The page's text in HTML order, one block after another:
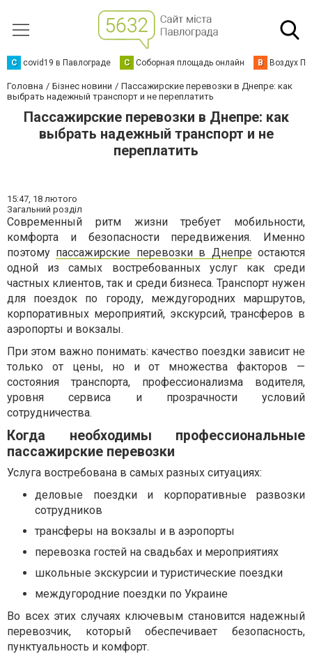
C covid19 в Павлограде С Соборная площадь онлайн В Воздух
Головна Бізнес новини
Пассажирские перевозки в Днепре: как
выбрать надежный транспорт и не переплатить
Пассажирские перевозки в Днепре: как
выбрать надежный транспорт и не
переплатить
15:47, 18 лютого
Загальний розділ
Современный ритм жизни требует мобильности,
комфорта и безопасности передвижения. Именно
поэтому пассажирские перевозки в Днепре остаются
одной из самых востребованных услуг как среди
частных клиентов, так и среди бизнеса. Транспорт нужен
для поездок по городу, междугородних маршрутов,
корпоративных мероприятий, экскурсий, трансферов в
аэропорты и вокзалы.
При этом важно понимать: качество поездки зависит не
только от цены, но и от множества факторов —
состояния транспорта, профессионализма водителя,
уровня сервиса и прозрачности условий
сотрудничества.
Когда необходимы профессиональные
пассажирские перевозки
Услуга востребована в самых разных ситуациях:
деловые поездки и корпоративные развозки
сотрудников
трансферы на вокзалы и в аэропорты
перевозка гостей на свадьбах и мероприятиях
школьные экскурсии и туристические поездки
междугородние поездки по Украине
Во всех этих случаях ключевым становится надежный
перевозчик, который обеспечивает безопасность,
пунктуальность и комфорт.